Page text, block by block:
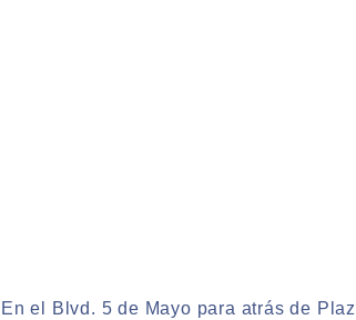
En el Blvd. 5 de Mayo para atrás de